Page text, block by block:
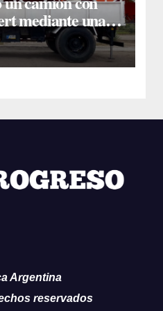
mediante una
con fondos
Argentina
reservados